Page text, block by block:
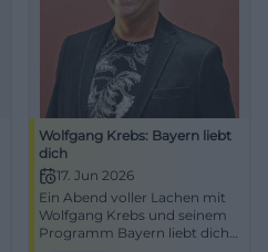
Wolfgang Krebs: Bayern liebt
dich
17. Jun 2026
Ein Abend voller Lachen mit
Wolfgang Krebs und seinem
Programm Bayern liebt dich